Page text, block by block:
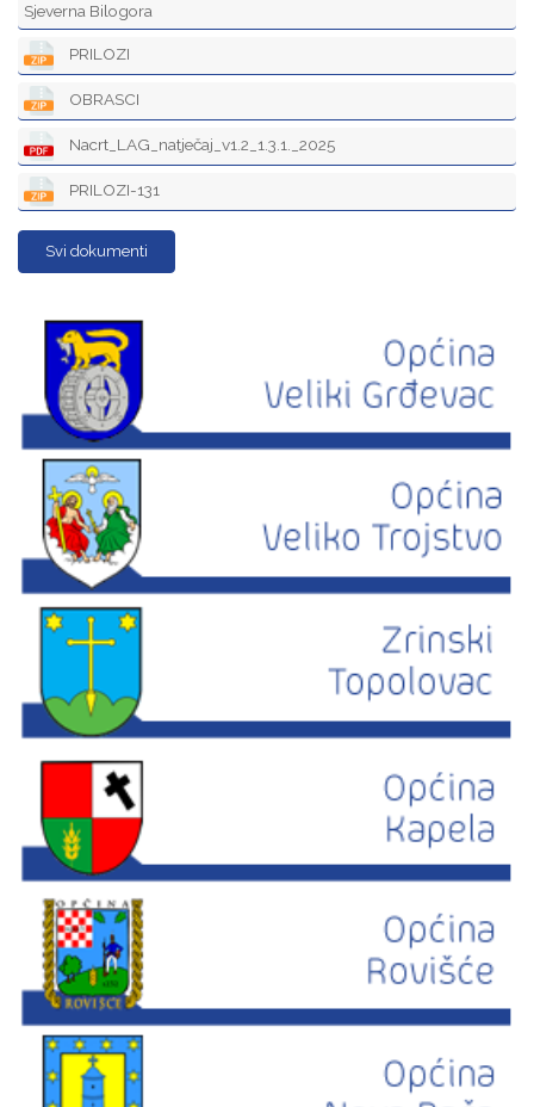
Sjeverna Bilogora
PRILOZI
OBRASCI
Nacrt_LAG_natječaj_v1.2_1.3.1._2025
PRILOZI-131
Svi dokumenti